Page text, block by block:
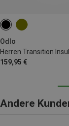
Odlo
Herren Transition
159,95 €
S M
Andere